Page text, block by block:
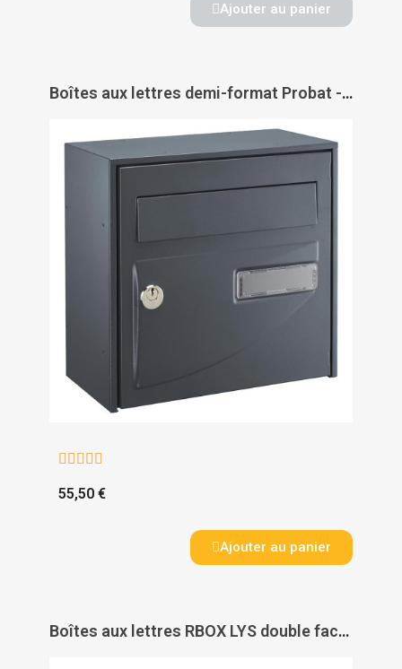
Ajouter au panier
Boîtes aux lettres demi-format Probat - DECAYEUX
    
55,50 €
Ajouter au panier
Boîtes aux lettres RBOX LYS double face - DECAYEUX